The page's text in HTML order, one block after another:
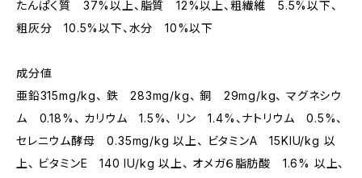
たんぱく質 37%以上、脂質 12%以上、粗繊維 5.5%以下、
粗灰分 10.5%以下、水分 10%以下
成分値
亜鉛315mg/kg、 鉄 283mg/kg、 銅 29mg/kg、 マグネシウ
ム 0.18%、 カリウム 1.5%、 リン 1.4%、ナトリウム 0.5%、
セレニウム酵母 0.35mg/kg 以上、 ビタミンA 15KIU/kg 以
上、 ビタミンE 140 IU/kg 以上、 オメガ６脂肪酸 1.6% 以上、